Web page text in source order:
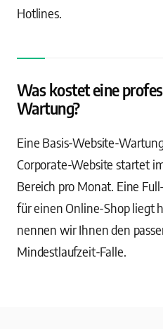
Hotlines.
Was kostet eine
Wartung?
Eine Basis-Website-
Corporate-Website startet
Bereich pro Monat. Eine
für einen Online-Shop liegt
nennen wir Ihnen den
Mindestlaufzeit-Falle.